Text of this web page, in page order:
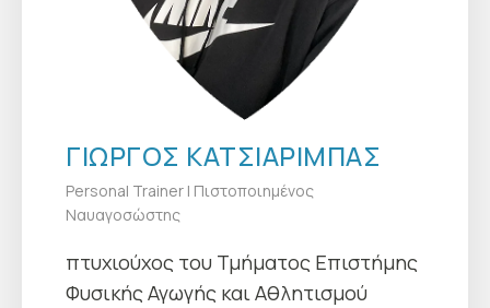
ΓΙΏΡΓΟΣ ΚΑΤΣΙΑΡΊΜΠΑΣ
Personal Trainer | Πιστοποιημένος
Ναυαγοσώστης
πτυχιούχος του Τμήματος Επιστήμης
Φυσικής Αγωγής και Αθλητισμού